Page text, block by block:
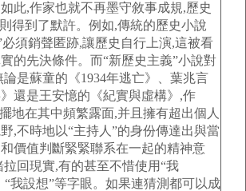
此,作家也就不再墨守敘事成規,歷史
得到了默許。例如,傳統的歷史小說
必須銷聲匿跡,讓歷史自行上演,這被看
的先決條件。而“新歷史主義”小說對
是蘇童的《1934年逃亡》、葉兆言
還是王安憶的《紀實與虛構》,作
地在其中頻繁露面,并且擁有超出個人
,不時地以“主持人”的身份傳達出與當
價值判斷緊緊聯系在一起的精神意
回現實,有的甚至不惜使用“我
“我設想”等字眼。如果連猜測都可以成